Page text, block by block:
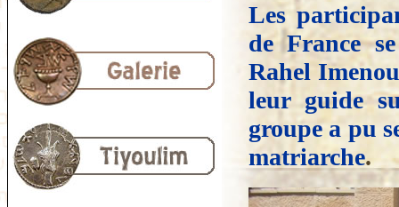
Les
de France
Rahel
leur guide
groupe a pu
matriarche.